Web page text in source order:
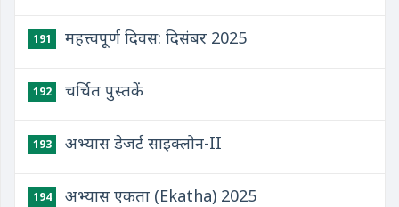
191 महत्त्वपूर्ण दिवस: दिसंबर 2025
192 चर्चित पुस्तकें
193 अभ्यास डेजर्ट साइक्लोन-II
194 अभ्यास एकता (Ekatha) 2025